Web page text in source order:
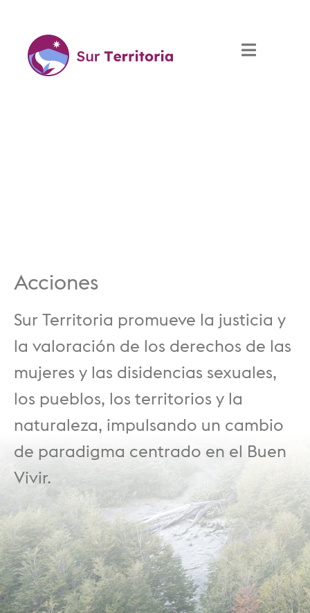
Acciones
Sur Territoria promueve la justicia y
la valoración de los derechos de las
mujeres y las disidencias sexuales,
los pueblos, los territorios y la
naturaleza, impulsando un cambio
de paradigma centrado en el Buen
Vivir.